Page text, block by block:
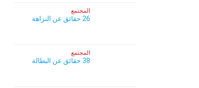
المجتمع
26 حقائق عن النزاهة
المجتمع
38 حقائق عن البطالة